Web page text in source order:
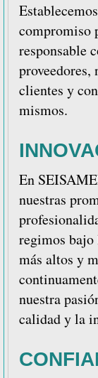
compromiso
responsable
proveedores,
clientes y
mismos.
En
nuestras
regimos bajo
más altos y
nuestra
calidad y la